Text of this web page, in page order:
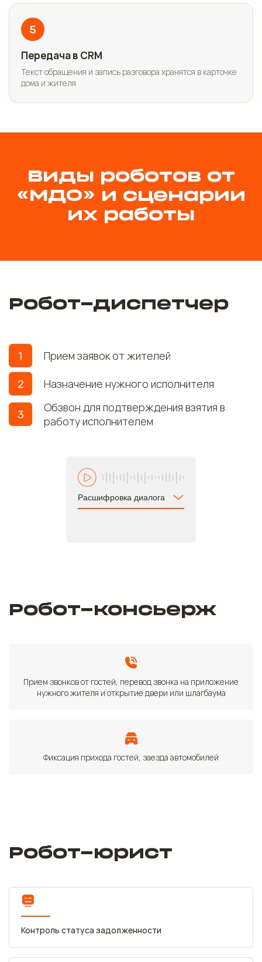
5
Передача в CRM
Текст обращения и запись разговора хранятся в карточке
дома и жителя
Виды роботов от
«МДО» и сценарии
их работы
Робот-диспетчер
1
Прием заявок от жителей
2
Назначение нужного исполнителя
3
Обзвон для подтверждения взятия в
работу исполнителем
Расшифровка диалога
Робот-консьерж
Прием звонков от гостей, перевод звонка на приложение
нужного жителя и открытие двери или шлагбаума
Фиксация прихода гостей, заезда автомобилей
Робот-юрист
Контроль статуса задолженности